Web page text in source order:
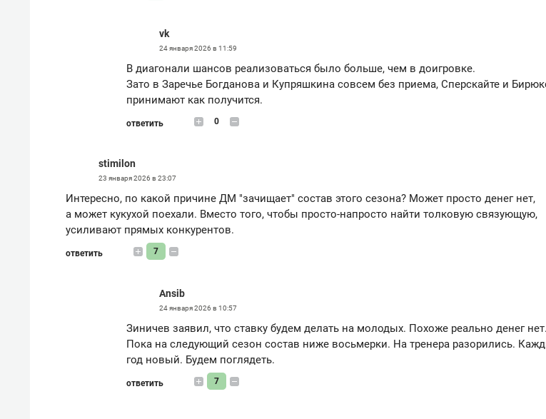
vk
24 января 2026 в 11:59
В диагонали шансов реализоваться было больше, чем в доигровке.
Зато в Заречье Богданова и Купряшкина совсем без приема, Сперскайте и
принимают как получится.
ответить 0
stimilon
23 января 2026 в 23:07
Интересно, по какой причине ДМ "зачищает" состав этого сезона? Может просто денег нет,
а может кукухой поехали. Вместо того, чтобы просто-напросто найти толковую связующую,
усиливают прямых конкурентов.
ответить 7
Ansib
24 января 2026 в 10:57
Зиничев заявил, что ставку будем делать на молодых. Похоже реально денег нет.
Пока на следующий сезон состав ниже восьмерки. На тренера разорились.
год новый. Будем поглядеть.
ответить 7